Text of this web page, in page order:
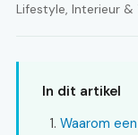
Lifestyle, Interieur &
In dit artikel
Waarom